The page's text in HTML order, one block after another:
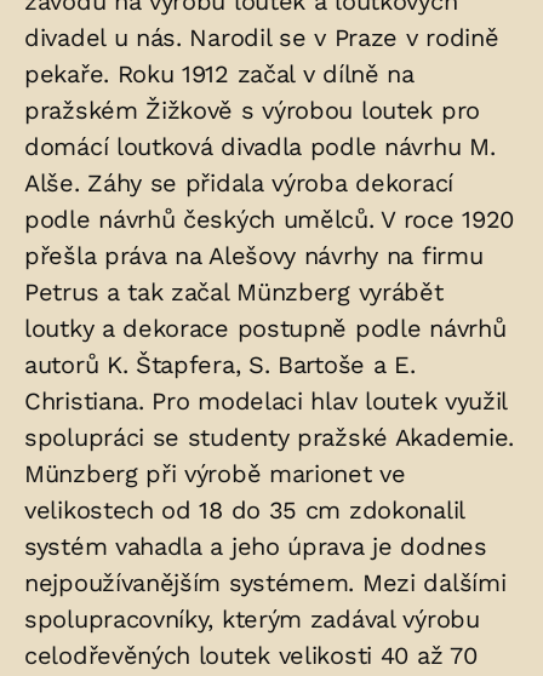
v
hrobu:
divadel u nás. Narodil se v Praze v rodině
pekaře. Roku 1912 začal v dílně na
pražském Žižkově s výrobou loutek pro
domácí loutková divadla podle návrhu M.
Alše. Záhy se přidala výroba dekorací
podle návrhů českých umělců. V roce 1920
přešla práva na Alešovy návrhy na firmu
Petrus a tak začal Münzberg vyrábět
loutky a dekorace postupně podle návrhů
autorů K. Štapfera, S. Bartoše a E.
Christiana. Pro modelaci hlav loutek využil
spolupráci se studenty pražské Akademie.
Münzberg při výrobě marionet ve
velikostech od 18 do 35 cm zdokonalil
systém vahadla a jeho úprava je dodnes
nejpoužívanějším systémem. Mezi dalšími
spolupracovníky, kterým zadával výrobu
celodřevěných loutek velikosti 40 až 70